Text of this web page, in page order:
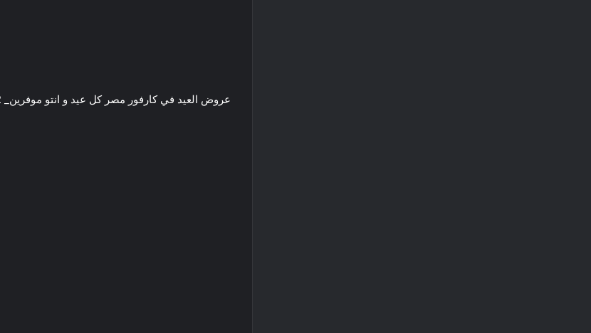
عروض العيد في كارفور مصر كل عيد و انتو موفرين_ 2- ملابس أطفال وحريمي